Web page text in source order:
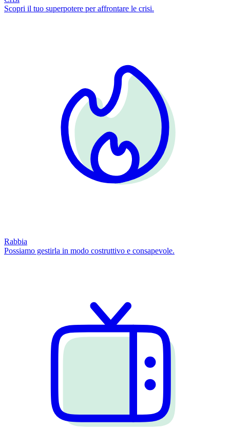
Scopri il tuo superpotere per affrontare le crisi.
Rabbia
Possiamo gestirla in modo costruttivo e consapevole.